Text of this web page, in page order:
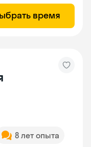
время
8 лет опыта